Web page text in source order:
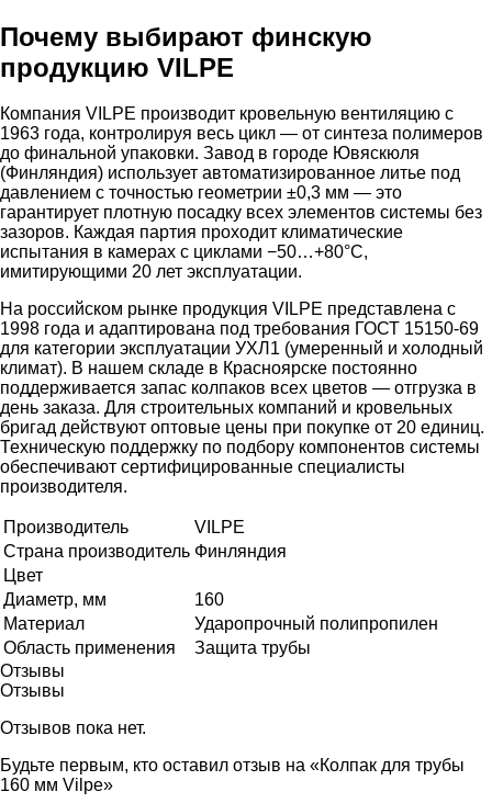
Почему выбирают финскую
продукцию VILPE
Компания VILPE производит кровельную вентиляцию с
1963 года, контролируя весь цикл — от синтеза полимеров
до финальной упаковки. Завод в городе Ювяскюля
(Финляндия) использует автоматизированное литье под
давлением с точностью геометрии ±0,3 мм — это
гарантирует плотную посадку всех элементов системы без
зазоров. Каждая партия проходит климатические
испытания в камерах с циклами −50…+80°C,
имитирующими 20 лет эксплуатации.
На российском рынке продукция VILPE представлена с
1998 года и адаптирована под требования ГОСТ 15150-69
для категории эксплуатации УХЛ1 (умеренный и холодный
климат). В нашем складе в Красноярске постоянно
поддерживается запас колпаков всех цветов — отгрузка в
день заказа. Для строительных компаний и кровельных
бригад действуют оптовые цены при покупке от 20 единиц.
Техническую поддержку по подбору компонентов системы
обеспечивают сертифицированные специалисты
производителя.
Производитель
VILPE
Страна производитель Финляндия
Цвет
Диаметр, мм
160
Материал
Ударопрочный полипропилен
Область применения
Защита трубы
Отзывы
Отзывы
Отзывов пока нет.
Будьте первым, кто оставил отзыв на «Колпак для трубы
160 мм Vilpe»